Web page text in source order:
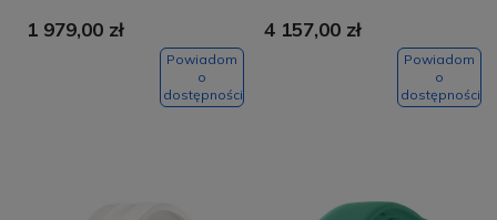
Black
1 979,00 zł
Powiadom
o
dostępności
Graphite-black
4 157,00 zł
Powiadom
o
dostępności